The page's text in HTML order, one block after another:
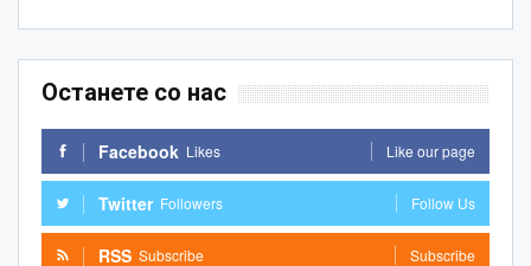
Останете со нас
Facebook Likes Like our page
Twitter Followers Follow Us
RSS Subscribe Subscribe